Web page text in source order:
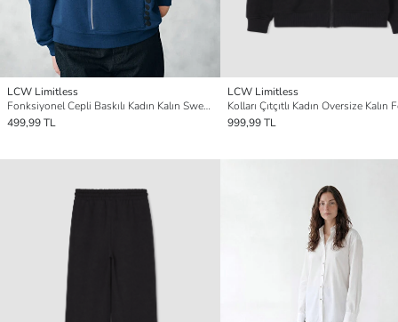
LCW Limitless
Fonksiyonel Cepli Baskılı Kadın Kalın Sweatshirt
499,99 TL
LCW Limitless
999,99 TL